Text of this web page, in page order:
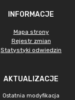
INFORMACJE
Mapa strony
Rejestr zmian
Statystyki odwiedzin
AKTUALIZACJE
Ostatnia modyfikacja